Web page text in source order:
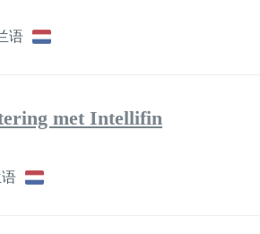
语
met Intellifin